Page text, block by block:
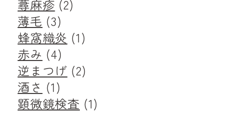
蕁麻疹 (2)
薄毛 (3)
蜂窩織炎 (1)
赤み (4)
逆まつげ (2)
酒さ (1)
顕微鏡検査 (1)